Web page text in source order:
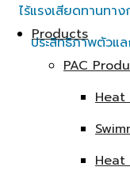
Products
PAC
Heat
Heat
ไร้แรงเสียดทานทา
ประสิทธิภาพตัวแ